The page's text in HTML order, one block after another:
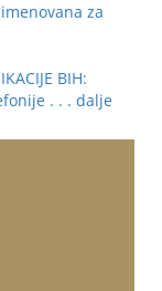
za
BIH:
. . . dalje